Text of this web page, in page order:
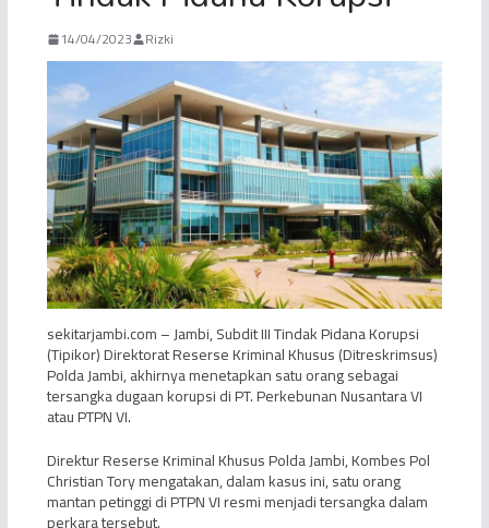
14/04/2023 Rizki
sekitarjambi.com – Jambi, Subdit III Tindak Pidana Korupsi
(Tipikor) Direktorat Reserse Kriminal Khusus (Ditreskrimsus)
Polda Jambi, akhirnya menetapkan satu orang sebagai
tersangka dugaan korupsi di PT. Perkebunan Nusantara VI
atau PTPN VI.
Direktur Reserse Kriminal Khusus Polda Jambi, Kombes Pol
Christian Tory mengatakan, dalam kasus ini, satu orang
mantan petinggi di PTPN VI resmi menjadi tersangka dalam
perkara tersebut.